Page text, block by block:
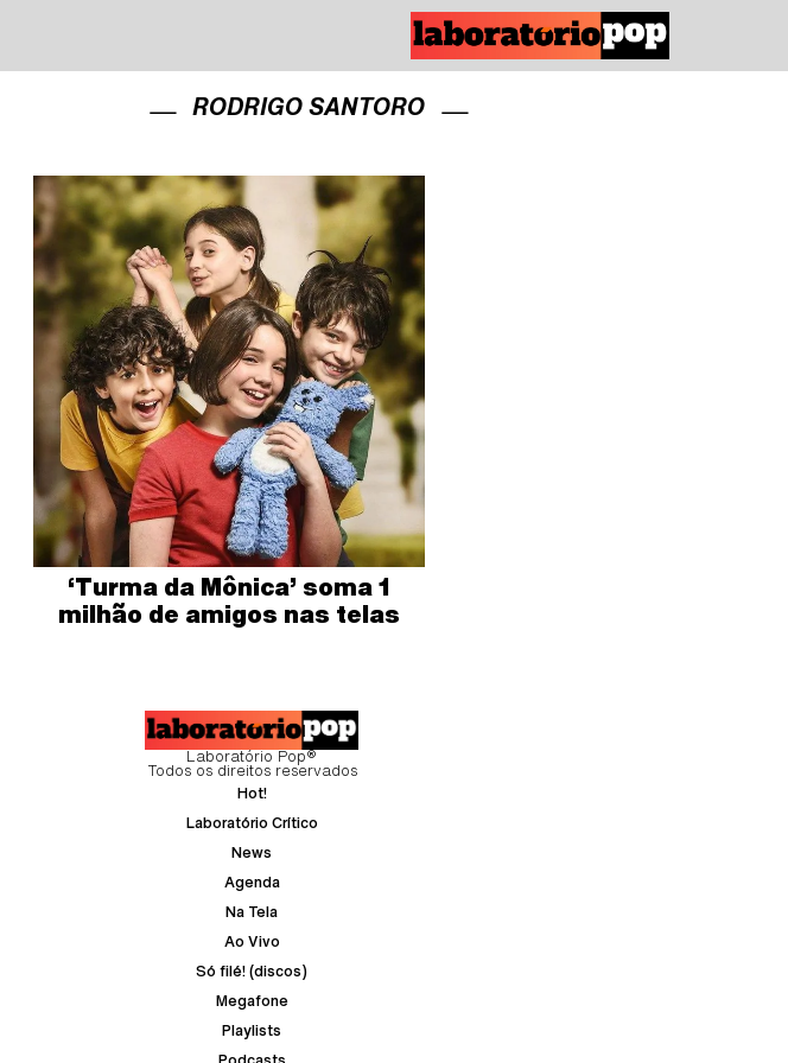
RODRIGO SANTORO
‘Turma da Mônica’ soma 1
milhão de amigos nas telas
Laboratório Pop®
Todos os direitos reservados
Hot!
Laboratório Crítico
News
Agenda
Na Tela
Ao Vivo
Só filé! (discos)
Megafone
Playlists